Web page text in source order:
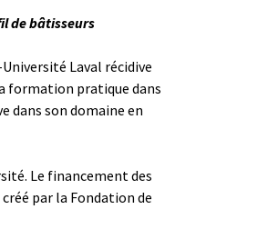
de bâtisseurs
Laval récidive
formation pratique dans
dans son domaine en
Le financement des
par la Fondation de